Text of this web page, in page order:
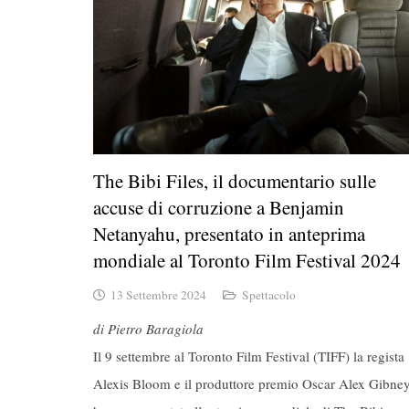
The Bibi Files, il documentario sulle
accuse di corruzione a Benjamin
Netanyahu, presentato in anteprima
mondiale al Toronto Film Festival 2024
13 Settembre 2024 Spettacolo
di Pietro Baragiola
Il 9 settembre al Toronto Film Festival (TIFF) la regista
Alexis Bloom e il produttore premio Oscar Alex